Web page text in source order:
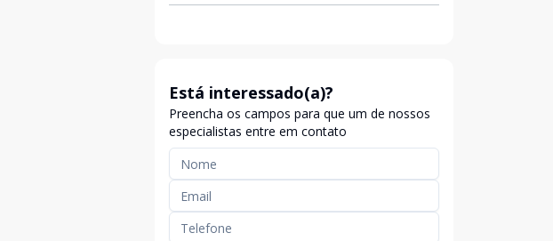
Está interessado(a)?
Preencha os campos para que um de nossos
especialistas entre em contato